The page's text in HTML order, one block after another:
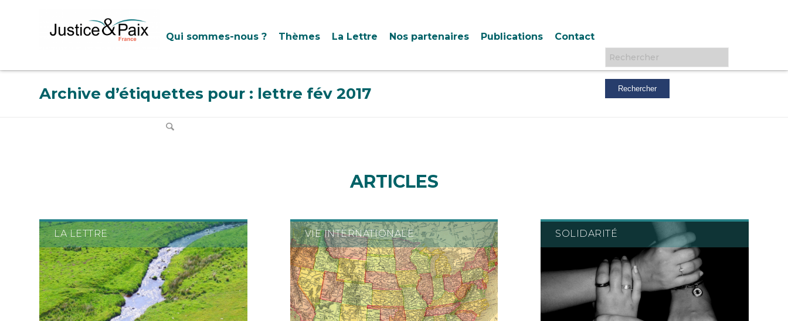
Qui sommes-nous ? Thèmes La Lettre Nos partenaires Publications Contact
Rechercher :
Archive d’étiquettes pour : lettre fév 2017
ARTICLES
LA LETTRE VIE INTERNATIONALE SOLIDARITÉ